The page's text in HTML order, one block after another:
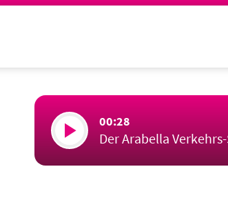
00:28
Der Arabella